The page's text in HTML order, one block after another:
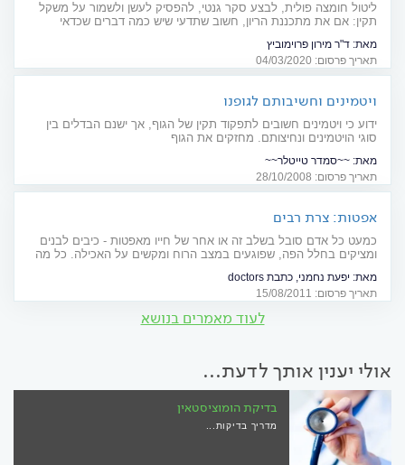
ליטול חומצה פולית, לבצע סקר גנטי, להפסיק לעשן ולשמור על משקל
תקין: אם את מתכננת הריון, חשוב שתדעי שיש כמה דברים שכדאי
מאת: ד"ר מירון פרוימוביץ
תאריך פרסום: 04/03/2020
ויטמינים וחשיבותם לגופנו
ידוע כי ויטמינים חשובים לתפקוד תקין של הגוף, אך ישנם הבדלים בין
סוגי הויטמינים ונחיצותם. מחזקים את הגוף
מאת: ~~סמדר טייטלר~~
תאריך פרסום: 28/10/2008
אפטות: צרת רבים
כמעט כל אדם סובל בשלב זה או אחר של חייו מאפטות - כיבים לבנים
ומציקים בחלל הפה, שפוגעים במצב הרוח ומקשים על האכילה. כל מה
מאת: יפעת נחמני, כתבת doctors
תאריך פרסום: 15/08/2011
לעוד מאמרים בנושא
אולי יענין אותך לדעת...
בדיקת הומוציסטאין
מדריך בדיקות...